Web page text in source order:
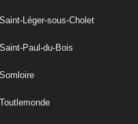
Saint-Léger-sous-Cholet
Saint-Paul-du-Bois
Somloire
Toutlemonde